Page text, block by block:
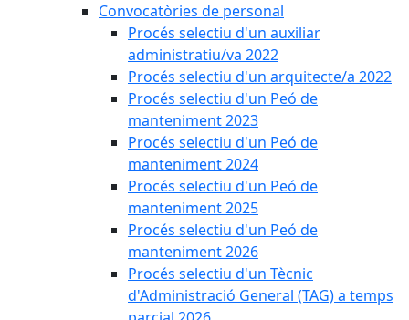
Convocatòries de personal
Procés selectiu d'un auxiliar
administratiu/va 2022
Procés selectiu d'un arquitecte/a 2022
Procés selectiu d'un Peó de
manteniment 2023
Procés selectiu d'un Peó de
manteniment 2024
Procés selectiu d'un Peó de
manteniment 2025
Procés selectiu d'un Peó de
manteniment 2026
Procés selectiu d'un Tècnic
d'Administració General (TAG) a temps